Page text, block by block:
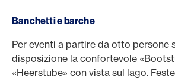
Banchetti e barche
Per eventi a partire da otto persone
disposizione la confortevole
«Heerstube» con vista sul lago.